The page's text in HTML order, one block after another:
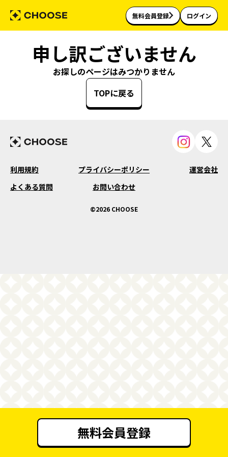
無料会員登録 ログイン
申し訳ございません
お探しのページはみつかりません
TOPに戻る
利用規約 プライバシーポリシー
運営会社
よくある質問
お問い合わせ
©2026 CHOOSE
無料会員登録